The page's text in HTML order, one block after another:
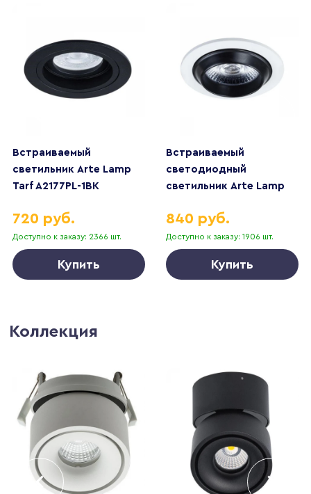
Встраиваемый
светильник Arte Lamp
Tarf A2177PL-1BK
Доступно к заказу: 2366 шт.
720 руб.
Купить
Встраиваемый
светодиодный
светильник Arte Lamp
Доступно к заказу: 1906 шт.
840 руб.
Купить
Коллекция